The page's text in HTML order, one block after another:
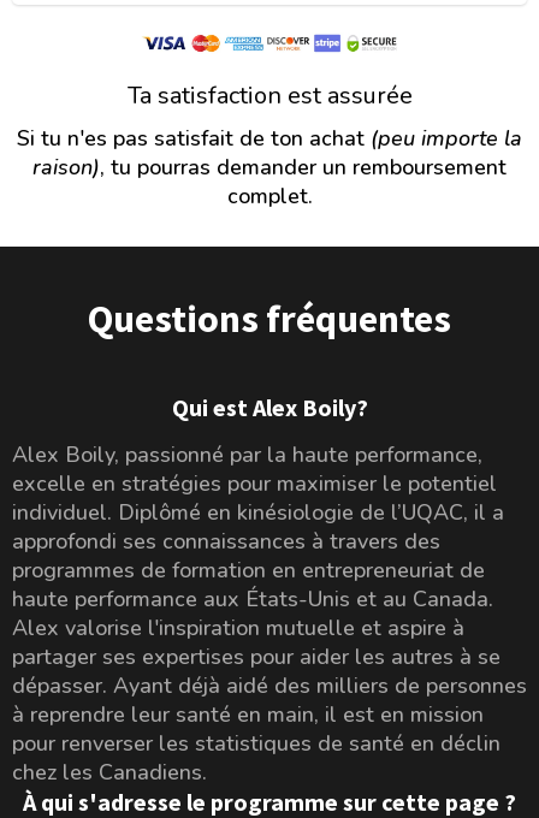
Ta satisfaction est assurée
Si tu n'es pas satisfait de ton achat (peu importe la
raison), tu pourras demander un remboursement
complet.
Questions fréquentes
Qui est Alex Boily?
Alex Boily, passionné par la haute performance,
excelle en stratégies pour maximiser le potentiel
individuel. Diplômé en kinésiologie de l’UQAC, il a
approfondi ses connaissances à travers des
programmes de formation en entrepreneuriat de
haute performance aux États-Unis et au Canada.
Alex valorise l'inspiration mutuelle et aspire à
partager ses expertises pour aider les autres à se
dépasser. Ayant déjà aidé des milliers de personnes
à reprendre leur santé en main, il est en mission
pour renverser les statistiques de santé en déclin
chez les Canadiens.
À qui s'adresse le programme sur cette page ?